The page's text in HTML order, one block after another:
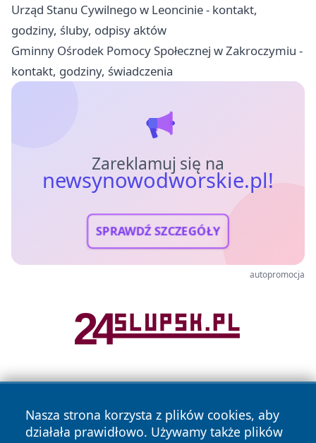
Urząd Stanu Cywilnego w Leoncinie - kontakt,
godziny, śluby, odpisy aktów
Gminny Ośrodek Pomocy Społecznej w Zakroczymiu -
kontakt, godziny, świadczenia
Zareklamuj się na
newsynowodworskie.pl!
SPRAWDŹ SZCZEGÓŁY
autopromocja
Nasza strona korzysta z plików cookies, aby
działała prawidłowo. Używamy także plików